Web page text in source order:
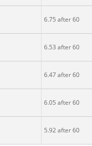
6.75 after 60
6.53 after 60
6.47 after 60
6.05 after 60
5.92 after 60